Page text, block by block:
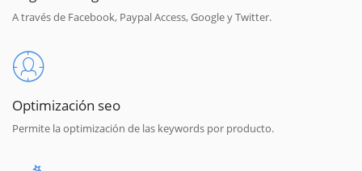
A través de Facebook, Paypal Access, Google y Twitter.
Optimización seo
Permite la optimización de las keywords por producto.